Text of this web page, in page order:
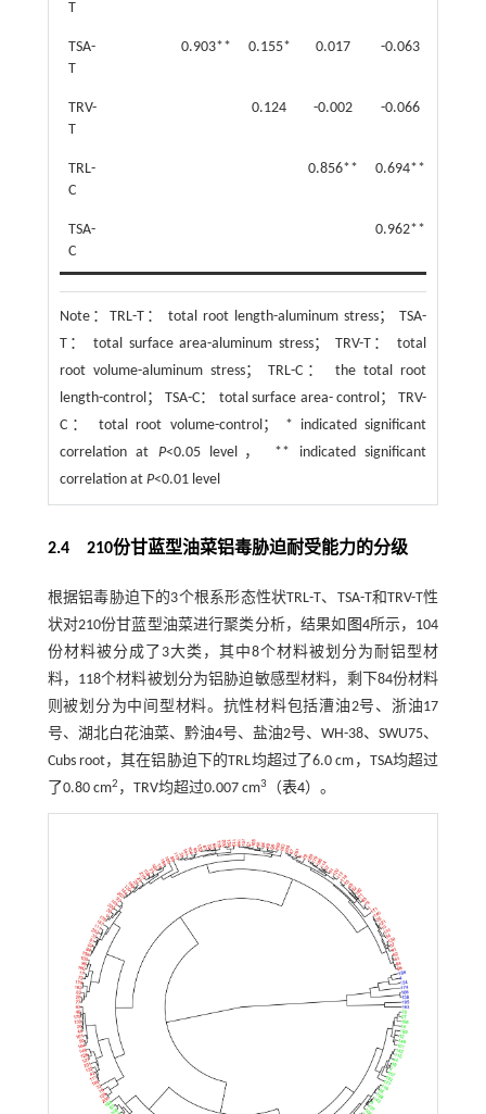
T
TSA-
T
0.903** 0.155* 0.017 -0.063
TRV-
T
0.124 -0.002 -0.066
TRL-
C
0.856** 0.694**
TSA-
C
0.962**
Note： TRL-T： total root length-aluminum stress； TSA-
T： total surface area-aluminum stress； TRV-T： total
root volume-aluminum stress； TRL-C： the total root
length-control； TSA-C： total surface area- control； TRV-
C： total root volume-control； * indicated significant
correlation at P<0.05 level， ** indicated significant
correlation at P<0.01 level
2.4 210份甘蓝型油菜铝毒胁迫耐受能力的分级
根据铝毒胁迫下的3个根系形态性状TRL-T、TSA-T和TRV-T性
状对210份甘蓝型油菜进行聚类分析，结果如 图4所示，104
份材料被分成了3大类，其中8个材料被划分为耐铝型材
料，118个材料被划分为铝胁迫敏感型材料，剩下84份材料
则被划分为中间型材料。抗性材料包括漕油2号、浙油17
号、湖北白花油菜、黔油4号、盐油2号、WH-38、SWU75、
Cubs root，其在铝胁迫下的TRL均超过了6.0 cm，TSA均超过
了0.80 cm2 ，TRV均超过0.007 cm3 （表4）。